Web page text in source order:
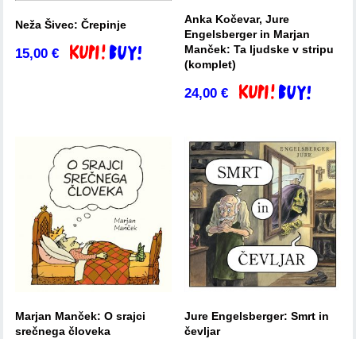
Neža Šivec: Črepinje
15,00€ Dodaj v košarico
Anka Kočevar, Jure
Engelsberger in Marjan
Manček: Ta ljudske v stripu
(komplet)
24,00€ Dodaj v košarico
Marjan Manček: O srajci
srečnega človeka
Jure Engelsberger: Smrt in
čevljar